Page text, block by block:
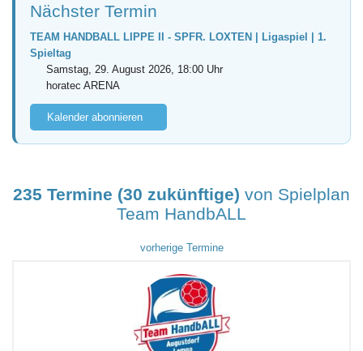
Nächster Termin
TEAM HANDBALL LIPPE II - SPFR. LOXTEN | Ligaspiel | 1.
Spieltag
Samstag, 29. August 2026, 18:00 Uhr
horatec ARENA
Kalender abonnieren
235 Termine (30 zukünftige) von Spielplan
Team HandbALL
vorherige Termine